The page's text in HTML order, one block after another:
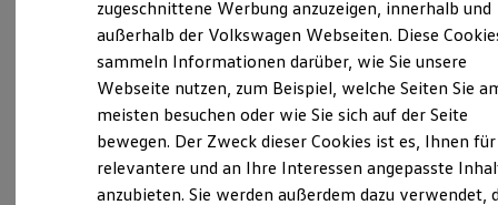
Reichweite
Reichweite der ID. Modelle
Reichweite im Winter
Laden
Laden unterwegs
Laden Zuhause
Ladestationen finden
Ladezeitensimulator
Batterie
Verantwortlich für die Inhalte auf dieser Seite ist die Graf
Hardenberg GmbH & Co. KG (Impressum & Rechtliches)
zugeschnittene Werbung anzuzeigen, innerhalb und
außerhalb der Volkswagen Webseiten. Diese
sammeln Informationen darüber, wie Sie unsere
Webseite nutzen, zum Beispiel, welche Seiten Sie
meisten besuchen oder wie Sie sich auf der Seite
bewegen. Der Zweck dieser Cookies ist es, Ihnen für
relevantere und an Ihre Interessen angepasste
anzubieten. Sie werden außerdem dazu verwendet,